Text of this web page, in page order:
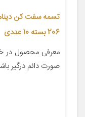
206 بسته 10 عددی
صورت دائم درگیر